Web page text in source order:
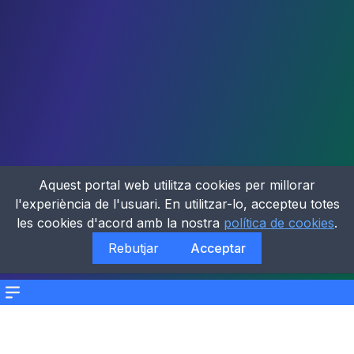
Menu
Aquest portal web utilitza cookies per millorar
l'experiència de l'usuari. En utilitzar-lo, accepteu totes
les cookies d'acord amb la nostra política de cookies.
Rebutjar
Acceptar